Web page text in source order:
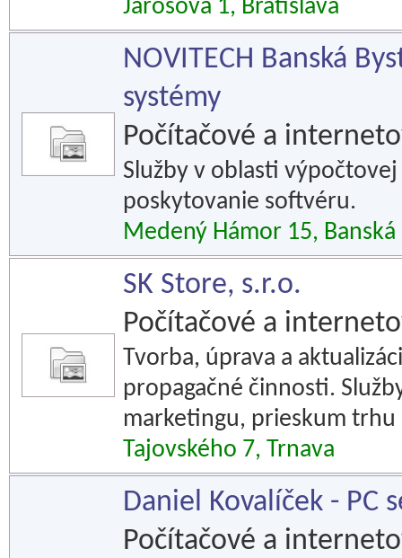
Jarošova 1, Bratislava
NOVITECH Banská
systémy
Počítačové a
Služby v oblasti
poskytovanie softvéru.
Medený Hámor 15, Banská
SK Store, s.r.o.
Počítačové a
Tvorba, úprava a
propagačné činnosti.
marketingu, prieskum
Tajovského 7, Trnava
Daniel Kovalíček - PC
Počítačové a